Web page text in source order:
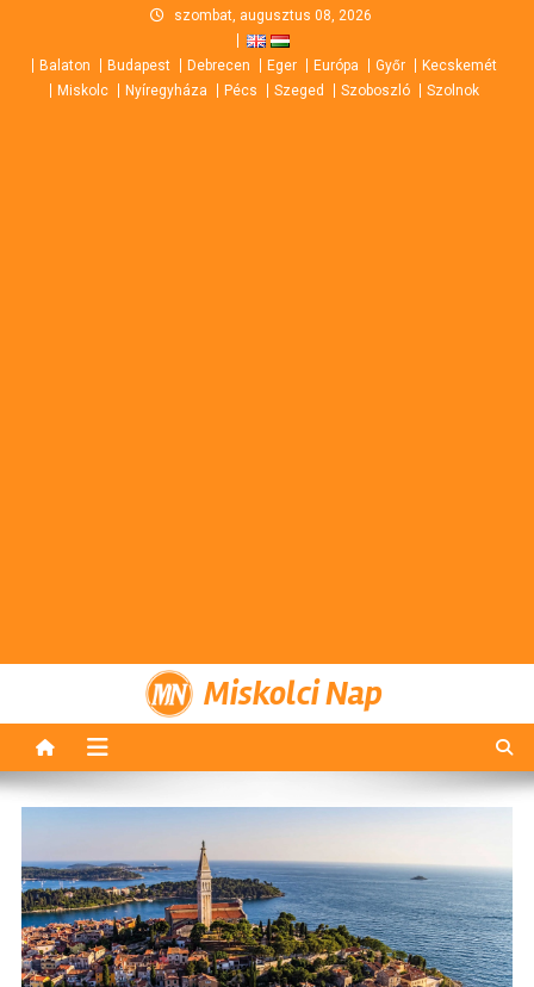
content
szombat, augusztus 08, 2026
Balaton Budapest Debrecen Eger Európa Győr
Kecskemét
Miskolc
Nyíregyháza Pécs Szeged Szoboszló Szolnok
Miskolci Nap